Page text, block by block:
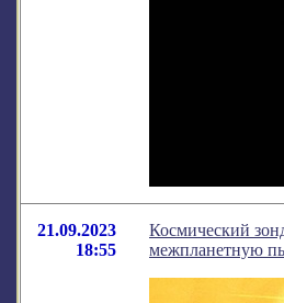
21.09.2023
18:55
Космический
межпланетную